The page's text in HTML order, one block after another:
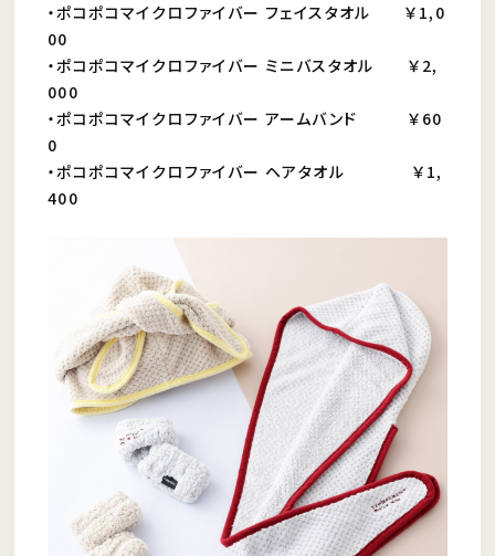
・ポコポコマイクロファイバー フェイスタオル ￥1,0
00
・ポコポコマイクロファイバー ミニバスタオル ￥2,
000
・ポコポコマイクロファイバー アームバンド ￥60
0
・ポコポコマイクロファイバー ヘアタオル ￥1,
400